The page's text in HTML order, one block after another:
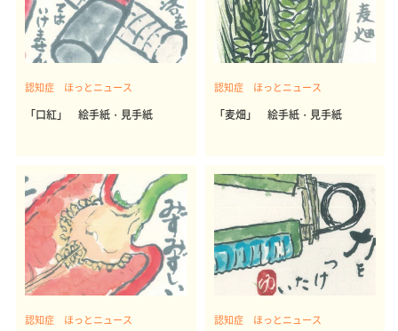
認知症 ほっとニュース
「口紅」 絵手紙・見手紙
認知症 ほっとニュース
「麦畑」 絵手紙・見手紙
認知症 ほっとニュース 認知症 ほっとニュース